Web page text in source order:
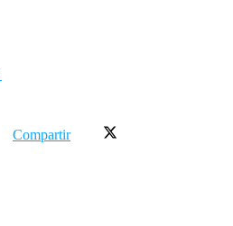
Compartir